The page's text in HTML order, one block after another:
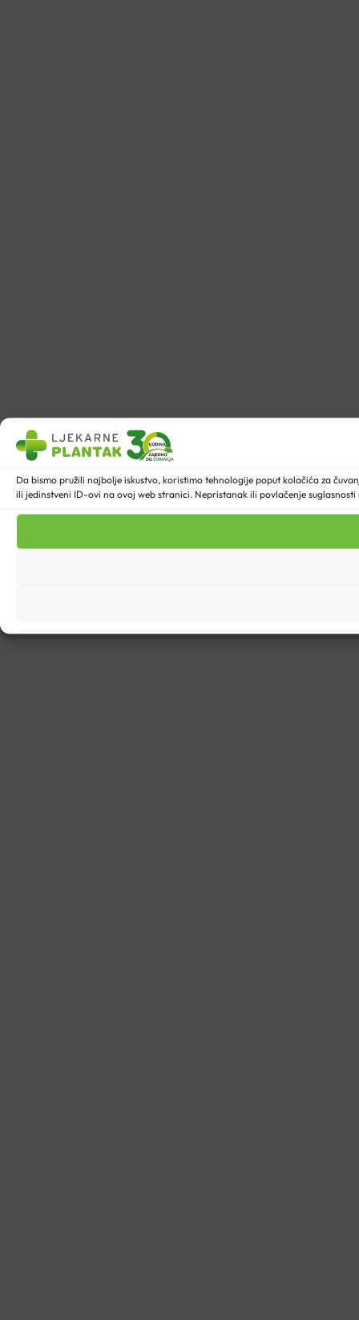
Da bismo pružili najbolje iskustvo, koristimo tehnologije poput kolačića za
ili jedinstveni ID-ovi na ovoj web stranici. Nepristanak ili povlačenje